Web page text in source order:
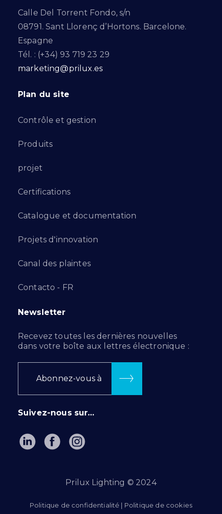
Calle Del Torrent Fondo, s/n
08791. Sant Llorenç d’Hortons. Barcelone.
Espagne
Tél. : (+34) 93 719 23 29
marketing@prilux.es
Plan du site
Contrôle et gestion
Produits
projet
Certifications
Catalogue et documentation
Projets d'innovation
Canal des plaintes
Contacto - FR
Newsletter
Recevez toutes les dernières nouvelles
dans votre boîte aux lettres électronique :
Abonnez-vous à
Suivez-nous sur…
Prilux Lighting © 2024
Politique de confidentialité | Politique de cookies